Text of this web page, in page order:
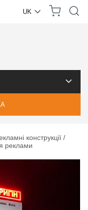
UK
конструкції
реклами